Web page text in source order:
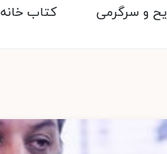
کتاب خانه و سرگرمی